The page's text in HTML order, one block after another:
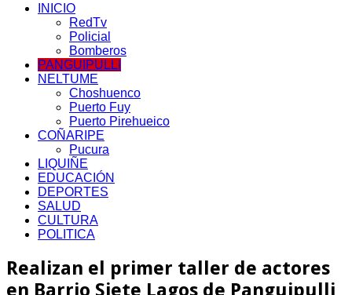
INICIO
RedTv
Policial
Bomberos
PANGUIPULLI
NELTUME
Choshuenco
Puerto Fuy
Puerto Pirehueico
COÑARIPE
Pucura
LIQUIÑE
EDUCACIÓN
DEPORTES
SALUD
CULTURA
POLITICA
Realizan el primer taller de actores
en Barrio Siete Lagos de Panguipulli